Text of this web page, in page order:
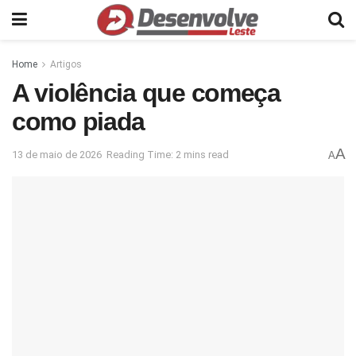
Home Artigos
A violência que começa
como piada
13 de maio de 2026 Reading Time: 2 mins read AA